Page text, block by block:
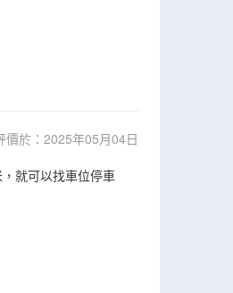
價於：2025年05月04日
就可以找車位停車